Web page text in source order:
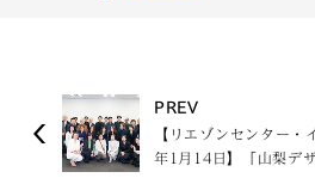
PREV
【リエゾンセンター
年1月14日】「山梨デ